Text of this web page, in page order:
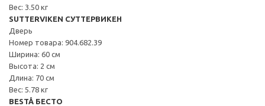
Вес: 3.50 кг
SUTTERVIKEN СУТТЕРВИКЕН
Дверь
Номер товара: 904.682.39
Ширина: 60 см
Высота: 2 см
Длина: 70 см
Вес: 5.78 кг
BESTÅ БЕСТО